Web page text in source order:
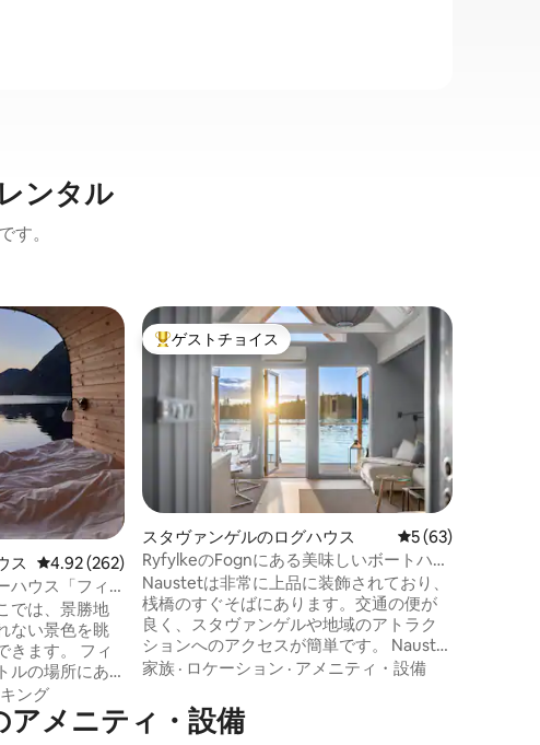
ンタル
す。
評価
。
ス レビュー262件、5つ星中4.92つ星の平均評価
4.92 (262)
ハウス「フィ
では、景勝地
ない景色を眺
す。 フィ
ルの場所にあ
ているよう
の設備は、ミ
ング
大好評のゲストチョイスです。
ゲストチョイス
スタヴァンゲルのログハウス レビュー63件、5
5 (63)
RyfylkeのFognにある美味しいボートハウ
ス
Naustetは非常に上品に装飾されており、
桟橋のすぐそばにあります。交通の便が
良く、スタヴァンゲルや地域のアトラク
ションへのアクセスが簡単です。 Naustet
には2つの桟橋と小さなボートがあり、ハ
きます。南西に面しており、美しい夕日
をたくさん眺めることができます。 私た
家族 · ロケーション · アメニティ・設備
メニティ・設備